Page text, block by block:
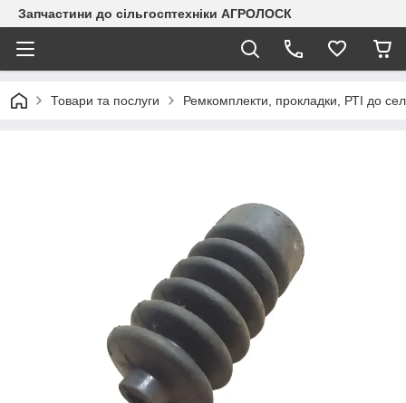
Запчастини до сільгосптехніки АГРОЛОСК
Товари та послуги Ремкомплекти, прокладки, РТІ до